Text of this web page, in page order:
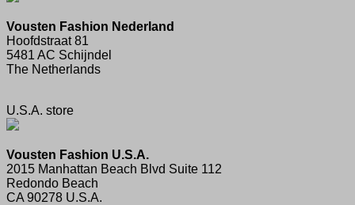
Vousten Fashion Nederland
Hoofdstraat 81
5481 AC Schijndel
The Netherlands
U.S.A. store
Vousten Fashion U.S.A.
2015 Manhattan Beach Blvd Suite 112
Redondo Beach
CA 90278 U.S.A.